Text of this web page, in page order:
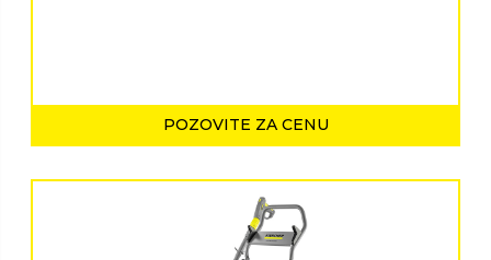
POZOVITE ZA CENU